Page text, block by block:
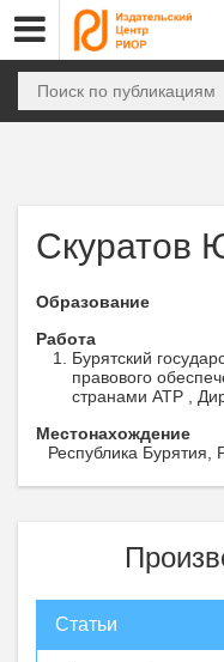
Скуратов
Образование
Работа
Бурятский
правового
странами АТР ,
Местонахождение
Республика Бурятия,
Статьи